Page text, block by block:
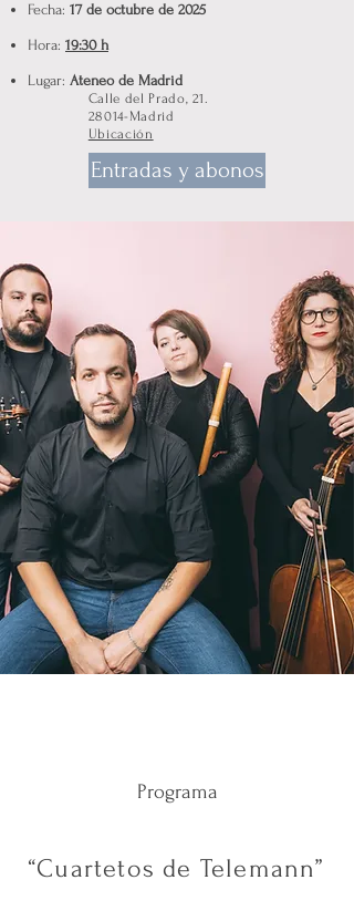
Fecha: 17 de octubre de 2025
Hora: 19:30 h
Lugar: Ateneo de Madrid
Calle del Prado, 21.
28014-Madrid
Ubicación
Entradas y abonos
Programa
“Cuartetos de Telemann”